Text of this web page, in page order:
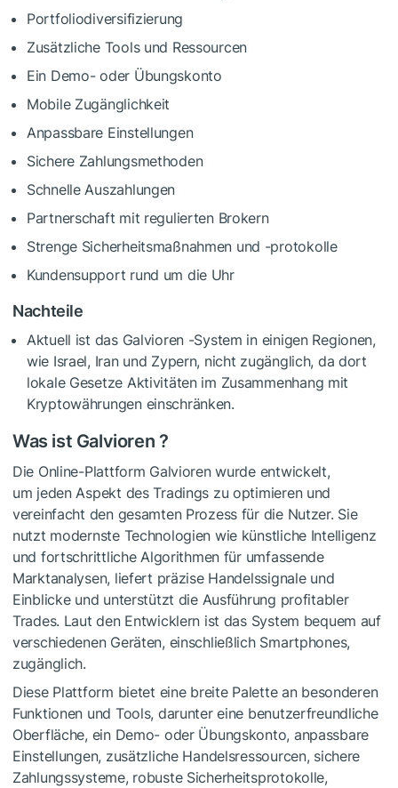
Portfoliodiversifizierung
Zusätzliche Tools und Ressourcen
Ein Demo- oder Übungskonto
Mobile Zugänglichkeit
Anpassbare Einstellungen
Sichere Zahlungsmethoden
Schnelle Auszahlungen
Partnerschaft mit regulierten Brokern
Strenge Sicherheitsmaßnahmen und -protokolle
Kundensupport rund um die Uhr
Nachteile
Aktuell ist das Galvioren -System in einigen Regionen,
wie Israel, Iran und Zypern, nicht zugänglich, da dort
lokale Gesetze Aktivitäten im Zusammenhang mit
Kryptowährungen einschränken.
Was ist Galvioren ?
Die Online-Plattform Galvioren wurde entwickelt,
um jeden Aspekt des Tradings zu optimieren und
vereinfacht den gesamten Prozess für die Nutzer. Sie
nutzt modernste Technologien wie künstliche Intelligenz
und fortschrittliche Algorithmen für umfassende
Marktanalysen, liefert präzise Handelssignale und
Einblicke und unterstützt die Ausführung profitabler
Trades. Laut den Entwicklern ist das System bequem auf
verschiedenen Geräten, einschließlich Smartphones,
zugänglich.
Diese Plattform bietet eine breite Palette an besonderen
Funktionen und Tools, darunter eine benutzerfreundliche
Oberfläche, ein Demo- oder Übungskonto, anpassbare
Einstellungen, zusätzliche Handelsressourcen, sichere
Zahlungssysteme, robuste Sicherheitsprotokolle,